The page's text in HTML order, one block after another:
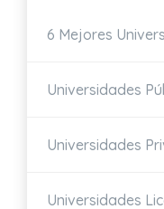
6 Mejores
Universidades
Universidades
Universidades